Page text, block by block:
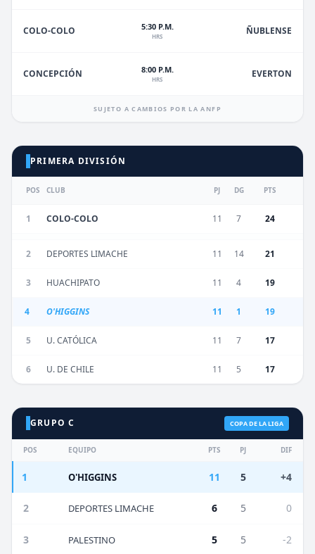
COLO-COLO 5:30 P.M.
HRS ÑUBLENSE
CONCEPCIÓN 8:00 P.M.
HRS EVERTON
SUJETO A CAMBIOS POR LA ANFP
PRIMERA DIVISIÓN
POS CLUB PJ DG PTS
1 COLO-COLO 11 7 24
2 DEPORTES LIMACHE 11 14 21
3 HUACHIPATO 11 4 19
4 O'HIGGINS 11 1 19
5 U. CATÓLICA 11 7 17
6 U. DE CHILE 11 5 17
GRUPO C COPA DE LA LIGA
POS EQUIPO PTS PJ DIF
1 O'HIGGINS 11 5 +4
2 DEPORTES LIMACHE 6 5 0
3 PALESTINO 5 5 -2